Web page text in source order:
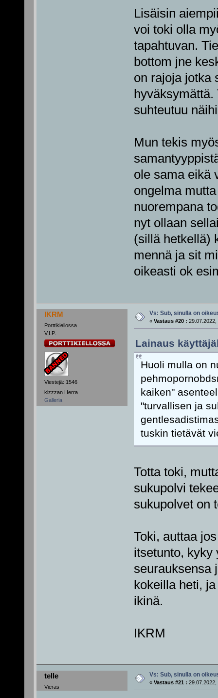
Lisäisin
voi toki olla
tapahtuvan.
bottom jne
on rajoja jotka
suhteutuu
Mun tekis
ole sama eikä
ongelma
nuorempana
nyt ollaan
(sillä hetkellä)
mennä ja sit
oikeasti ok
IKRM
Porttikiellossa
V.I.P.
Viestejä: 1546
kizzzan Herra
Galleria
Vs: Sub, sinulla on
« Vastaus #20 : 29.07.2022,
Lainaus
Huoli mulla on
kaiken"
"turvallisen ja
tuskin tietävät
Totta toki,
sukupolvi
sukupolvet on
Toki, auttaa
itsetunto, kyky
seurauksensa
kokeilla heti,
ikinä.
IKRM
telle
Vieras
Vs: Sub, sinulla on
« Vastaus #21 : 29.07.2022,